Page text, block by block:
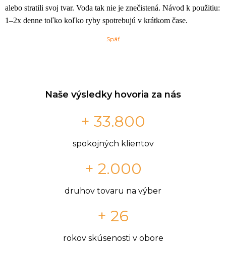
alebo stratili svoj tvar. Voda tak nie je znečistená. Návod k použitiu:
1–2x denne toľko koľko ryby spotrebujú v krátkom čase.
Späť
Naše výsledky hovoria za nás
+ 33.800
spokojných klientov
+ 2.000
druhov tovaru na výber
+ 26
rokov skúsenosti v obore